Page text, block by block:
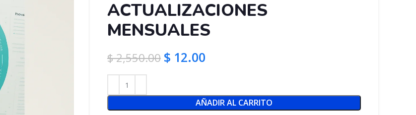
ACTUALIZACIONES
MENSUALES
$2,550.00 $ 12.00
AÑADIR AL CARRITO